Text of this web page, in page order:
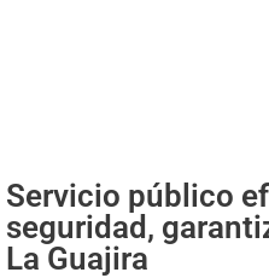
Servicio público
seguridad,
La Guajira